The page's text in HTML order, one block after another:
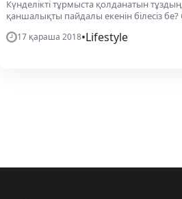
Күнделікті тұрмыста қолданатын тұздың
қаншалықты пайдалы екенін білесіз
17 қараша 2018•Lifestyle